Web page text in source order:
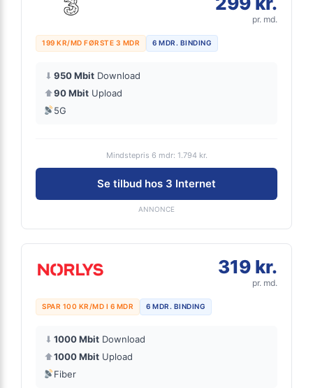
pr. md.
199 KR/MD FØRSTE 3 MDR 6 MDR. BINDING
⬇ 950 Mbit Download
⬆90 Mbit Upload
5G
Mindstepris 6 mdr: 1.794 kr.
Se tilbud hos 3 Internet
ANNONCE
319 kr.
pr. md.
SPAR 100 KR/MD I 6 MDR 6 MDR. BINDING
⬇ 1000 Mbit Download
⬆1000 Mbit Upload
Fiber